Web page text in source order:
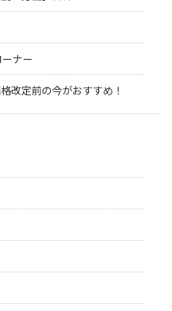
ナー
改定前の今がおすすめ！